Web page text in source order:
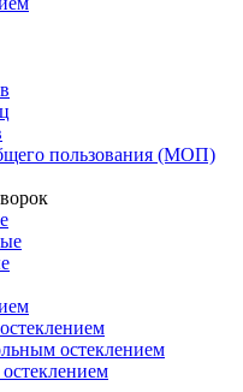
пользования (МОП)
остеклением